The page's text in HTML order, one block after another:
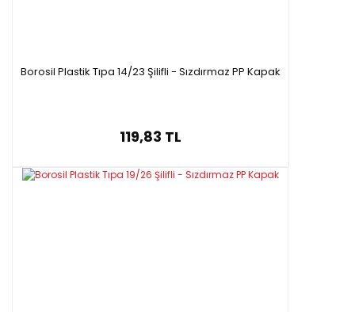
Borosil Plastik Tıpa 14/23 Şilifli - Sızdırmaz PP Kapak
119,83 TL